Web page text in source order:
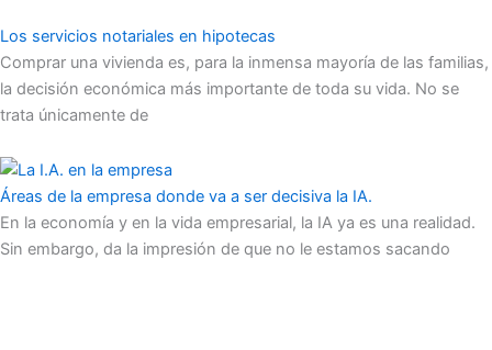
Los servicios notariales en hipotecas
Comprar una vivienda es, para la inmensa mayoría de las familias,
la decisión económica más importante de toda su vida. No se
trata únicamente de
Áreas de la empresa donde va a ser decisiva la IA.
En la economía y en la vida empresarial, la IA ya es una realidad.
Sin embargo, da la impresión de que no le estamos sacando